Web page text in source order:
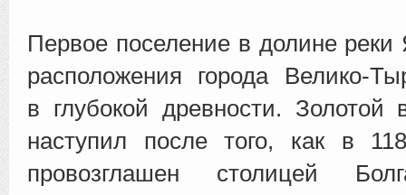
Первое поселение в долине
расположения города Велико-
в глубокой древности. Золотой
наступил после того, как в
провозглашен столицей